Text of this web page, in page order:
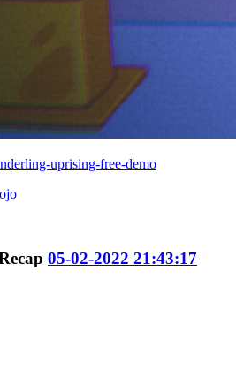
uprising-free-demo
05-02-2022 21:43:17